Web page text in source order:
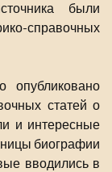
были
справочных
статей о
и интересные
биографии
вводились в